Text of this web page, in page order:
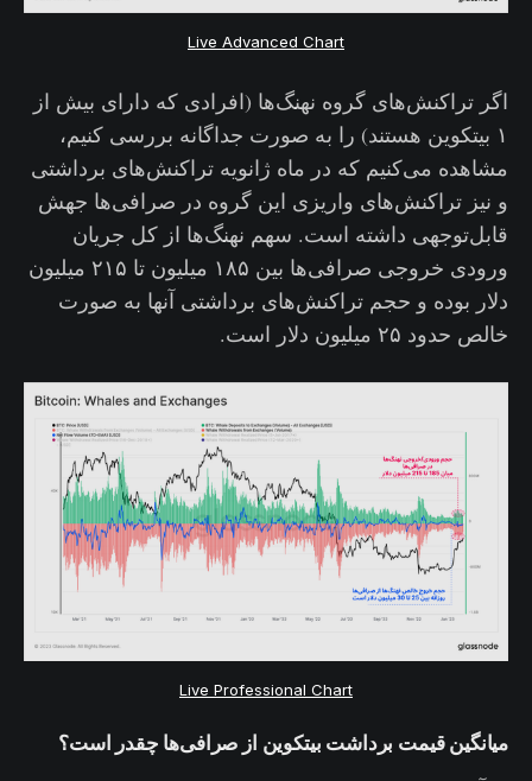
Live Advanced Chart
اگر تراکنش‌های گروه نهنگ‌ها (افرادی که دارای بیش از
۱ بیتکوین هستند) را به صورت جداگانه بررسی کنیم،
مشاهده می‌کنیم که در ماه ژانویه تراکنش‌های برداشتی
و نیز تراکنش‌های واریزی این گروه در صرافی‌ها جهش
قابل‌توجهی داشته است. سهم نهنگ‌ها از کل جریان
ورودی خروجی صرافی‌ها بین ۱۸۵ میلیون تا ۲۱۵ میلیون
دلار بوده و حجم تراکنش‌های برداشتی آنها به صورت
خالص حدود ۲۵ میلیون دلار است.
Live Professional Chart
میانگین قیمت برداشت بیتکوین از صرافی‌ها چقدر است؟